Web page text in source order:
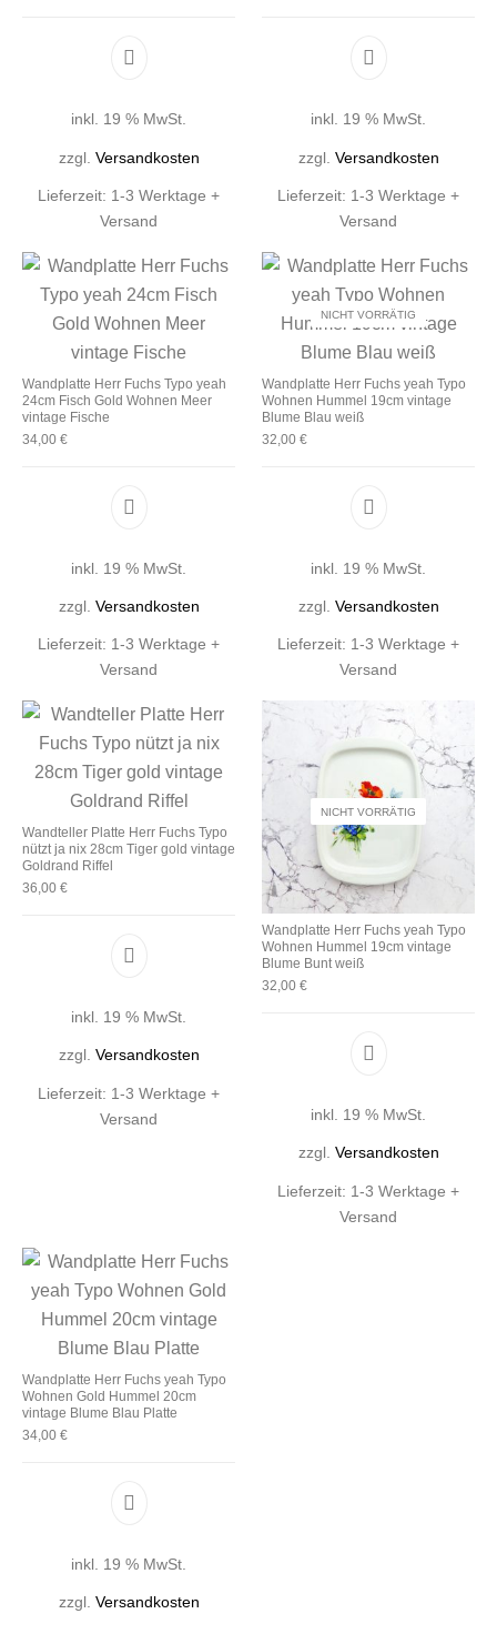
inkl. 19 % MwSt.
zzgl. Versandkosten
Lieferzeit: 1-3 Werktage +
Versand
inkl. 19 % MwSt.
zzgl. Versandkosten
Lieferzeit: 1-3 Werktage +
Versand
Wandplatte Herr Fuchs Typo yeah
24cm Fisch Gold Wohnen Meer
vintage Fische
34,00 €
inkl. 19 % MwSt.
zzgl. Versandkosten
Lieferzeit: 1-3 Werktage +
Versand
NICHT VORRÄTIG
Wandplatte Herr Fuchs yeah Typo
Wohnen Hummel 19cm vintage
Blume Blau weiß
32,00 €
inkl. 19 % MwSt.
zzgl. Versandkosten
Lieferzeit: 1-3 Werktage +
Versand
Wandteller Platte Herr Fuchs Typo
nützt ja nix 28cm Tiger gold vintage
Goldrand Riffel
36,00 €
inkl. 19 % MwSt.
zzgl. Versandkosten
Lieferzeit: 1-3 Werktage +
Versand
NICHT VORRÄTIG
Wandplatte Herr Fuchs yeah Typo
Wohnen Hummel 19cm vintage
Blume Bunt weiß
32,00 €
inkl. 19 % MwSt.
zzgl. Versandkosten
Lieferzeit: 1-3 Werktage +
Versand
Wandplatte Herr Fuchs yeah Typo
Wohnen Gold Hummel 20cm
vintage Blume Blau Platte
34,00 €
inkl. 19 % MwSt.
zzgl. Versandkosten